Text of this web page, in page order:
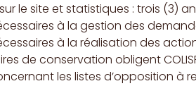
le site et statistiques : trois (3)
à la gestion des
à la réalisation des
de conservation obligent
les listes d’opposition à